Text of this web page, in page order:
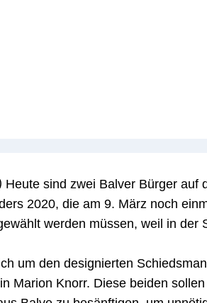
Heute sind zwei Balver Bürger auf
2020, die am 9. März noch
werden müssen, weil in der
um den designierten
Marion Knorr. Diese beiden